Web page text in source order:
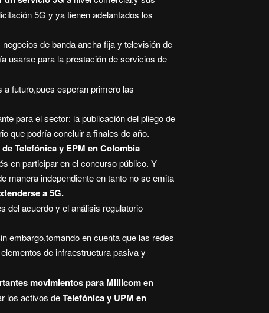
5G y ya tienen adelantados los
de banda ancha fija y televisión de
usarse para la prestación de servicios de
futuro,pues esperan primero las
para el sector: la publicación del pliego de
que podría concluir a finales de año.
Telefónica y EPM en Colombia
en participar en el concurso público. Y
manera independiente en tanto no se emita
a 5G.
del acuerdo y el análisis regulatorio
embargo,tomando en cuenta que las redes
de infraestructura pasiva y
movimientos para Millicom en
los activos deTelefónica y UPM en